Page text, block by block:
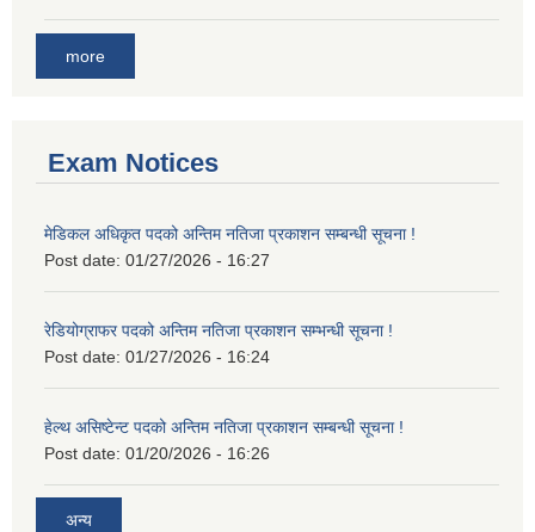
more
Exam Notices
मेडिकल अधिकृत पदको अन्तिम नतिजा प्रकाशन सम्बन्धी सूचना !
Post date: 01/27/2026 - 16:27
रेडियोग्राफर पदको अन्तिम नतिजा प्रकाशन सम्भन्धी सूचना !
Post date: 01/27/2026 - 16:24
हेल्थ असिष्टेन्ट पदको अन्तिम नतिजा प्रकाशन सम्बन्धी सूचना !
Post date: 01/20/2026 - 16:26
अन्य